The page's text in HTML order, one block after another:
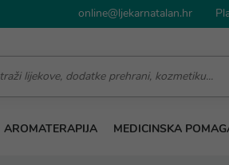
online@ljekarnatalan.hr
AROMATERAPIJA MEDICINSKA